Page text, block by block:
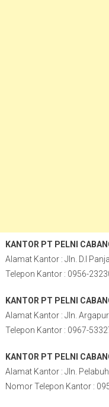
KANTOR PT PELNI
Alamat Kantor : Jln. D.I
Telepon Kantor : 0956-
KANTOR PT PELNI
Alamat Kantor : Jln.
Telepon Kantor : 0967-
KANTOR PT PELNI
Alamat Kantor : Jln.
Nomor Telepon Kantor :